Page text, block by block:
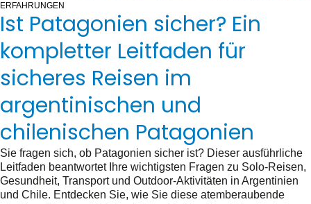
ERFAHRUNGEN
Ist Patagonien sicher? Ein
kompletter Leitfaden für
sicheres Reisen im
argentinischen und
chilenischen Patagonien
Sie fragen sich, ob Patagonien sicher ist? Dieser ausführliche
Leitfaden beantwortet Ihre wichtigsten Fragen zu Solo-Reisen,
Gesundheit, Transport und Outdoor-Aktivitäten in Argentinien
und Chile. Entdecken Sie, wie Sie diese atemberaubende